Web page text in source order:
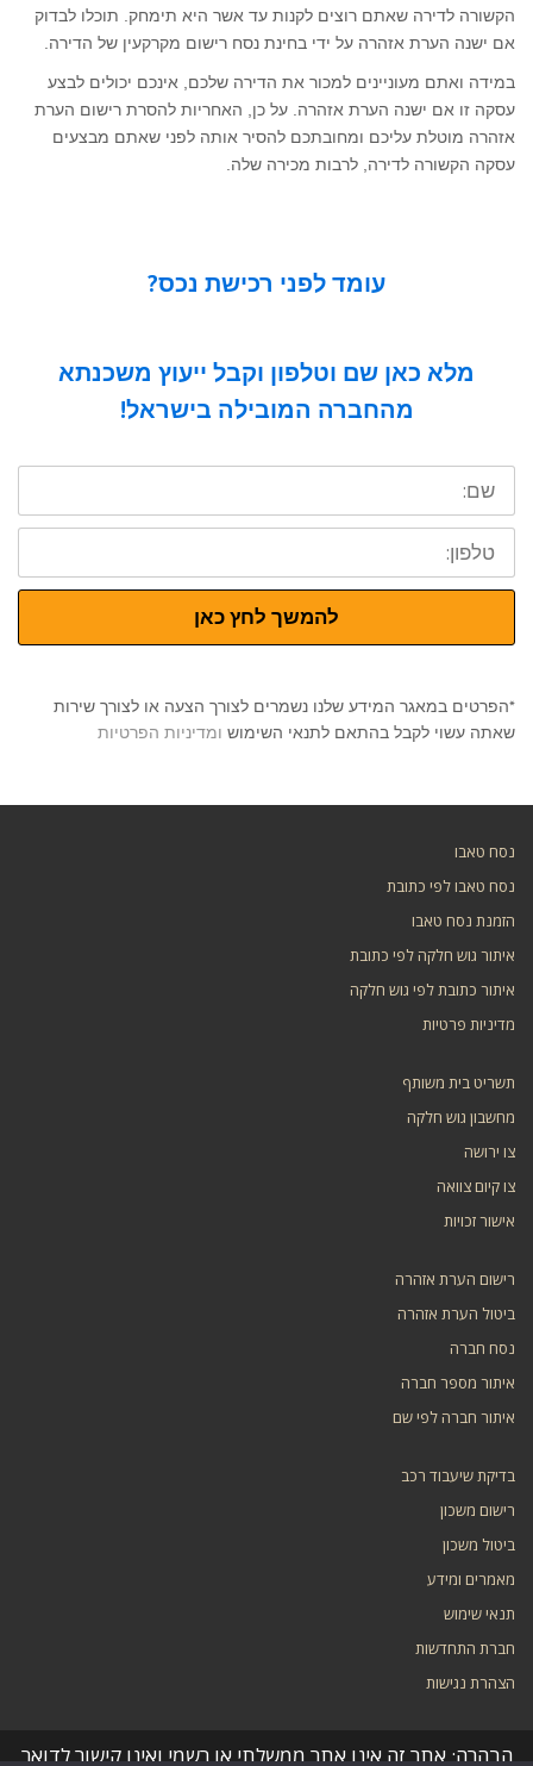
הקשורה לדירה שאתם רוצים לקנות עד אשר היא תימחק. תוכלו לבדוק
אם ישנה הערת אזהרה על ידי בחינת נסח רישום מקרקעין של הדירה.
במידה ואתם מעוניינים למכור את הדירה שלכם, אינכם יכולים לבצע
עסקה זו אם ישנה הערת אזהרה. על כן, האחריות להסרת רישום הערת
אזהרה מוטלת עליכם ומחובתכם להסיר אותה לפני שאתם מבצעים
עסקה הקשורה לדירה, לרבות מכירה שלה.
עומד לפני רכישת נכס?
מלא כאן שם וטלפון וקבל ייעוץ משכנתא
מהחברה המובילה בישראל!
שם:
טלפון:
להמשך לחץ כאן
*הפרטים במאגר המידע שלנו נשמרים לצורך הצעה או לצורך שירות
שאתה עשוי לקבל בהתאם לתנאי השימוש ומדיניות הפרטיות
נסח טאבו
נסח טאבו לפי כתובת
הזמנת נסח טאבו
איתור גוש חלקה לפי כתובת
איתור כתובת לפי גוש חלקה
מדיניות פרטיות
תשריט בית משותף
מחשבון גוש חלקה
צו ירושה
צו קיום צוואה
אישור זכויות
רישום הערת אזהרה
ביטול הערת אזהרה
נסח חברה
איתור מספר חברה
איתור חברה לפי שם
בדיקת שיעבוד רכב
רישום משכון
ביטול משכון
מאמרים ומידע
תנאי שימוש
חברת התחדשות
הצהרת נגישות
הבהרה: אתר זה אינו אתר ממשלתי או רשמי ואינו קישור לדואר